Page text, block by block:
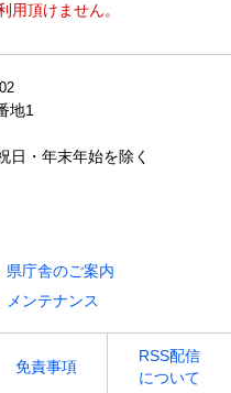
用頂けません。
地1
日・年末年始を除く
県庁舎のご案内
メンテナンス
免責事項
RSS配信
について